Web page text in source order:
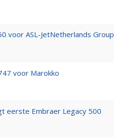
voor ASL-JetNetherlands Group
voor Marokko
eerste Embraer Legacy 500